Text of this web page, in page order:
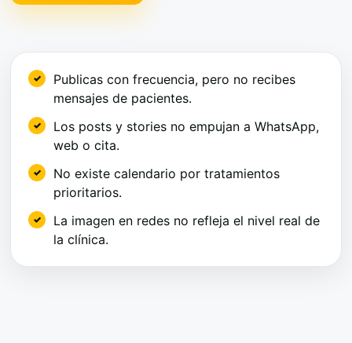
Publicas con frecuencia, pero no recibes
mensajes de pacientes.
Los posts y stories no empujan a WhatsApp,
web o cita.
No existe calendario por tratamientos
prioritarios.
La imagen en redes no refleja el nivel real de
la clínica.